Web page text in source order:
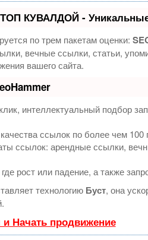
КУВАЛДОЙ - Уникальные
по трем пакетам оценки:
вечные ссылки, статьи,
вашего сайта.
интеллектуальный подбор
ссылок по более чем
ссылок: арендные ссылки,
рост или падение, а также
технологию Буст, она
и Начать продвижение